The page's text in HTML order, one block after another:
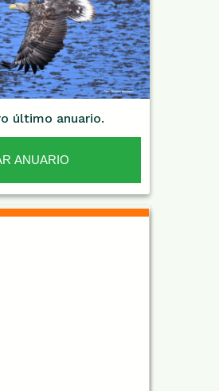
último anuario.
ANUARIO